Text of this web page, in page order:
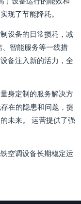
现了节能降耗。
设备的日常损耗，减
智能服务等一线措
备注入新的活力，全
身定制的服务解决方
在的隐患和问题，提
未来。 运营提供了强
空调设备长期稳定运